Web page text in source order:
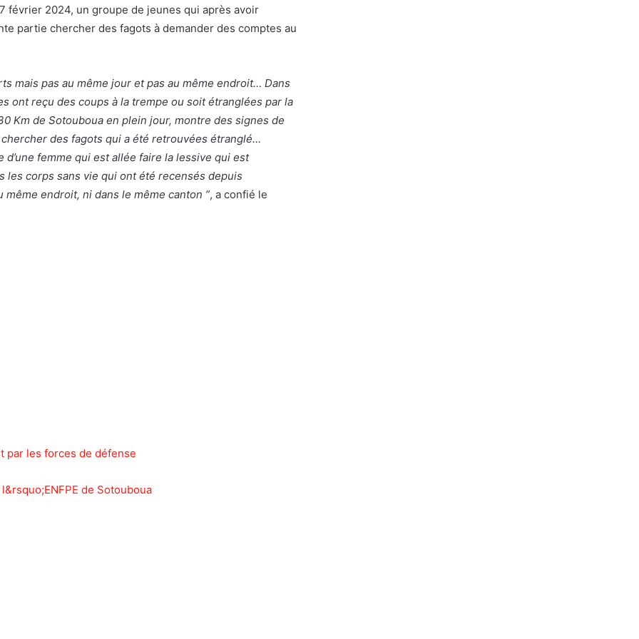
février 2024, un groupe de jeunes qui après avoir
partie chercher des fagots à demander des comptes au
mais pas au même jour et pas au même endroit… Dans
ont reçu des coups à la trempe ou soit étranglées par la
Km de Sotouboua en plein jour, montre des signes de
des fagots qui a été retrouvées étranglé…
d’une femme qui est allée faire la lessive qui est
les corps sans vie qui ont été recensés depuis
endroit, ni dans le même canton ”, a confié le
par les forces de défense
de Sotouboua